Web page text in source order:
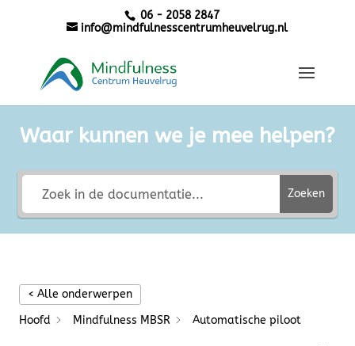
06 - 2058 2847
info@mindfulnesscentrumheuvelrug.nl
Waar kunnen we je mee helpen?
Zoeken
< Alle onderwerpen
Hoofd
Mindfulness MBSR Automatische piloot